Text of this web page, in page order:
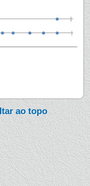
ao topo